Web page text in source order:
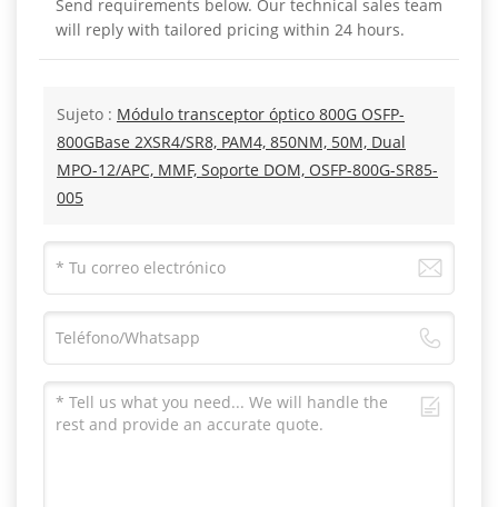
Send requirements below. Our technical sales team
will reply with tailored pricing within 24 hours.
Sujeto : Módulo transceptor óptico 800G OSFP-
800GBase 2XSR4/SR8, PAM4, 850NM, 50M, Dual
MPO-12/APC, MMF, Soporte DOM, OSFP-800G-SR85-
005